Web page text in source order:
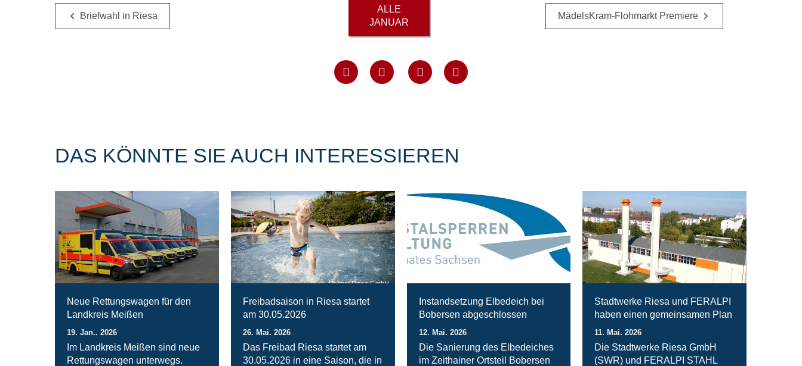
Briefwahl in Riesa
ALLE
JANUAR
MädelsKram-Flohmarkt Premiere
DAS KÖNNTE SIE AUCH INTERESSIEREN
Neue Rettungswagen für den
Landkreis Meißen
19. Jan.. 2026
Im Landkreis Meißen sind neue
Rettungswagen unterwegs.
Magnet Riesa GmbH
Freibadsaison in Riesa startet
am 30.05.2026
26. Mai. 2026
Das Freibad Riesa startet am
30.05.2026 in eine Saison, die in
Instandsetzung Elbedeich bei
Bobersen abgeschlossen
12. Mai. 2026
Die Sanierung des Elbedeiches
im Zeithainer Ortsteil Bobersen
Stadtwerke Riesa und FERALPI
haben einen gemeinsamen Plan
11. Mai. 2026
Die Stadtwerke Riesa GmbH
(SWR) und FERALPI STAHL